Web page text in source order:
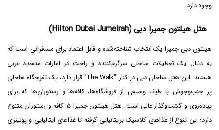
وجود دارد.
هتل هیلتون جمیرا دبی (Hilton Dubai Jumeirah)
هیلتون دبی جمیرا یک انتخاب شناخته‌شده و قابل اعتماد برای مسافرانی است که
به دنبال یک تعطیلات ساحلی سرگرم‌کننده و راحت در امارات متحده عربی
هستند. این هتل ساحلی دبی در کنار "The Walk" قرار دارد، یک تفرجگاه ساحلی
پر جنب‌وجوش با طیف وسیعی از فروشگاه‌ها، کافه‌ها و رستوران‌ها که برای
پیاده‌روی و گشت‌وگذار عالی است. هتل هیلتون جمیرا ۱۵ کافه و رستوران متنوع
دارد؛ این تنوع از غذاهای کلاسیک بریتانیایی گرفته تا غذاهای ایتالیایی و پولینزی